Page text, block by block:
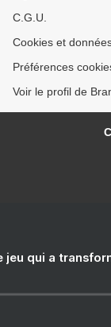
C.G.U.
Cookies et
Préférences
Voir le profil de
jeu qui a